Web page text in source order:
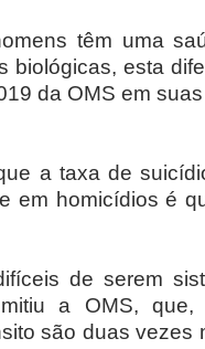
têm uma
biológicas, esta
da OMS em
a taxa de
em homicídios é
de serem
a OMS,
são duas